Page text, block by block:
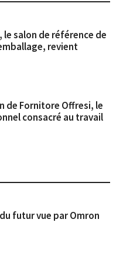
le salon de référence de
revient
de Fornitore Offresi, le
consacré au travail
futur vue par Omron